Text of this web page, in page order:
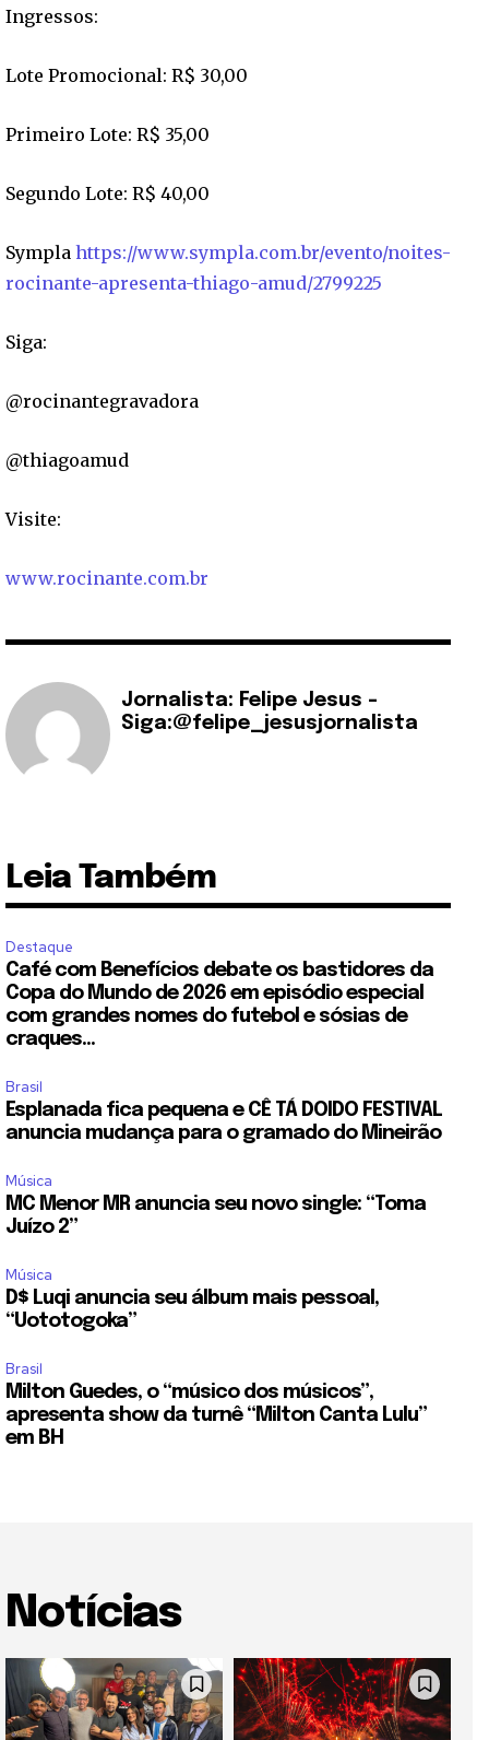
Ingressos:
Lote Promocional: R$ 30,00
Primeiro Lote: R$ 35,00
Segundo Lote: R$ 40,00
Sympla https://www.sympla.com.br/evento/noites-
rocinante-apresenta-thiago-amud/2799225
Siga:
@rocinantegravadora
@thiagoamud
Visite:
www.rocinante.com.br
Jornalista: Felipe Jesus -
Siga:@felipe_jesusjornalista
Leia Também
Destaque
Café com Benefícios debate os bastidores da
Copa do Mundo de 2026 em episódio especial
com grandes nomes do futebol e sósias de
craques...
Brasil
Esplanada fica pequena e CÊ TÁ DOIDO FESTIVAL
anuncia mudança para o gramado do Mineirão
Música
MC Menor MR anuncia seu novo single: “Toma
Juízo 2”
Música
D$ Luqi anuncia seu álbum mais pessoal,
“Uototogoka”
Brasil
Milton Guedes, o “músico dos músicos”,
apresenta show da turnê “Milton Canta Lulu”
em BH
Notícias